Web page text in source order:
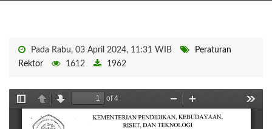
Pada Rabu, 03 April 2024, 11:31 WIB
Peraturan
Rektor
1612 1962